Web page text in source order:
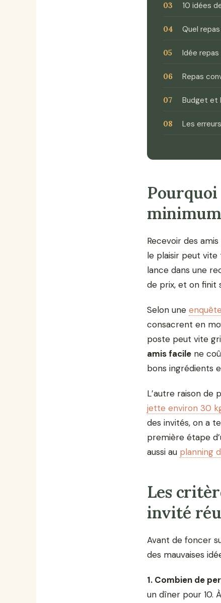
10 idées
Quel
Idée
Repas
Budget et
Les
Recevoir des
le plaisir peut vite
lance dans une
de prix, et on finit
Selon une
consacrent en
poste peut vite
amis facile ne
bons ingrédients
L’autre raison de
jette environ 30
des invités, on a
première étape
aussi au planning
Les
invité
Avant de foncer
des mauvaises
1. Combien de
un dîner pour 10.